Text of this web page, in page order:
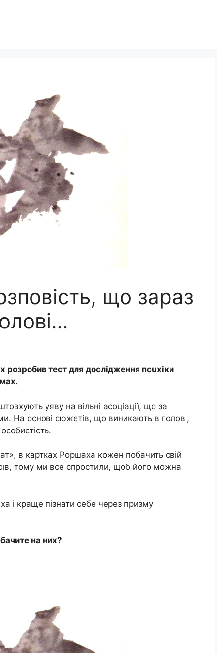
що зараз
тест для дослідження псuхіки
уяву на вільні асоціації, що за
На основі сюжетів, що виникають в голові,
в картках Роршаха кожен побачить свій
тому ми все спростили, щоб його можна
і краще пізнати себе через призму
на них?